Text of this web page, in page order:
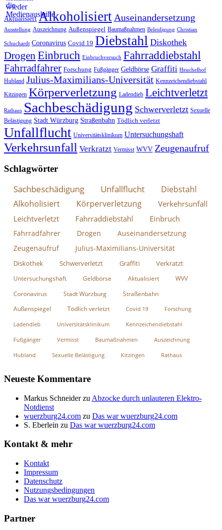
Aktualisiert Alkoholisiert Auseinandersetzung
Ausstellung Auszeichnung Außenspiegel Baumaßnahmen Beleidigung Christian
Schuchardt Coronavirus Covid 19 Diebstahl Diskothek
Drogen Einbruch Einbruchversuch Fahrraddiebstahl
Fahrradfahrer Forschung Fußgänger Geldbörse Graffiti Heuchelhof
Hubland Julius-Maximilians-Universität Kennzeichendiebstahl
Kitzingen Körperverletzung Ladendieb Leichtverletzt
Rathaus Sachbeschädigung Schwerverletzt Sexuelle
Belästigung Stadt Würzburg Straßenbahn Tödlich verletzt
Unfallflucht Universitätsklinikum Untersuchungshaft
Verkehrsunfall Verkratzt Vermisst WVV Zeugenaufruf
Schlagwörter
Sachbeschädigung Unfallflucht
Diebstahl
Alkoholisiert
Körperverletzung Verkehrsunfall
Leichtverletzt Fahrraddiebstahl Einbruch
Fahrradfahrer Drogen
Auseinandersetzung
Zeugenaufruf
Julius-Maximilians-Universität
Diskothek Schwerverletzt Graffiti Verkratzt
Untersuchungshaft Geldbörse Aktualisiert
WVV
Coronavirus
Stadt Würzburg Straßenbahn
Außenspiegel Tödlich verletzt Covid 19 Forschung
Ladendieb Universitätsklinikum Kennzeichendiebstahl
Fußgänger Vermisst Baumaßnahmen Auszeichnung
Hubland Sexuelle Belästigung Kitzingen Rathaus
Neueste Kommentare
Markus Schneiderzu Abzocke durch unlauteren Elektro-
Notdienst
wuerzburg24.com zu Das war wuerzburg24.com
S. Eberlein zu Das war wuerzburg24.com
Kontakt & mehr
Kontakt
Impressum
Datenschutz
Nutzungsbedingungen
Das war wuerzburg24.com
Partner